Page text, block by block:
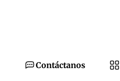
Contáctanos